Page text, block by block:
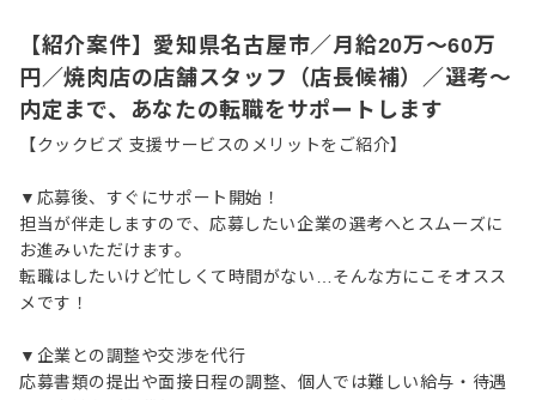
【紹介案件】愛知県名古屋市／月給20万～60万
円／焼肉店の店舗スタッフ（店長候補）／選考～
内定まで、あなたの転職をサポートします
【クックビズ 支援サービスのメリットをご紹介】
▼応募後、すぐにサポート開始！
担当が伴走しますので、応募したい企業の選考へとスムーズに
お進みいただけます。
転職はしたいけど忙しくて時間がない…そんな方にこそオスス
メです！
▼企業との調整や交渉を代行
応募書類の提出や面接日程の調整、個人では難しい給与・待遇